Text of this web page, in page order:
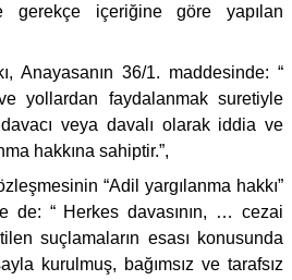
gerekçe içeriğine göre yapılan
Anayasanın 36/1. maddesinde: “
yollardan faydalanmak suretiyle
veya davalı olarak iddia ve
hakkına sahiptir.”,
“Adil yargılanma hakkı”
de: “ Herkes davasının, … cezai
suçlamaların esası konusunda
kurulmuş, bağımsız ve tarafsız